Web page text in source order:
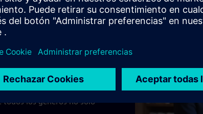
a seguir
lideran el camino. Toman
y ofrecen resultados más
alentar una
que todos tengan la
Cuando la gente
una carrera exitosa en
todos los géneros no solo